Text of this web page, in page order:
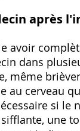
après
avoir
dans
même
au cerveau
si
une